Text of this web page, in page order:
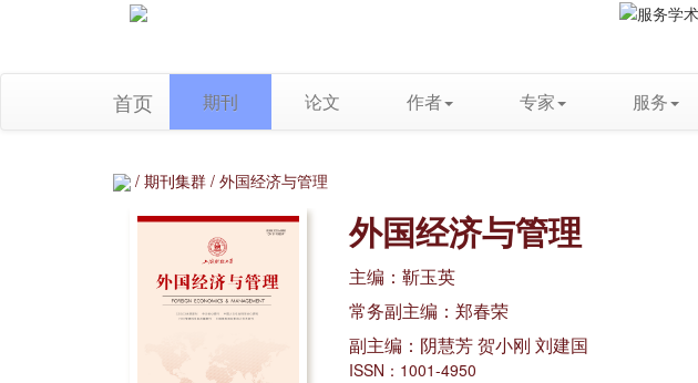
首页 期刊 论文 作者 专家 服务
/ 期刊集群 / 外国经济与管理
外国经济与管理
主编：靳玉英
常务副主编：郑春荣
副主编：阴慧芳 贺小刚 刘建国
ISSN：1001-4950